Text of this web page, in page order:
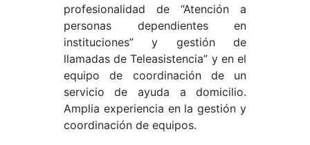
profesionalidad de “Atención a
personas dependientes en
instituciones” y gestión de
llamadas de Teleasistencia” y en el
equipo de coordinación de un
servicio de ayuda a domicilio.
Amplia experiencia en la gestión y
coordinación de equipos.